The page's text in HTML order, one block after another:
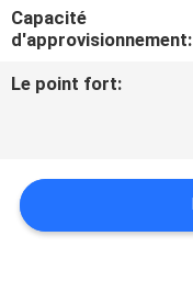
CONTACTEZ-
NOUS
CITATION
Capacité
d'approvisionnement:
Le point fort: